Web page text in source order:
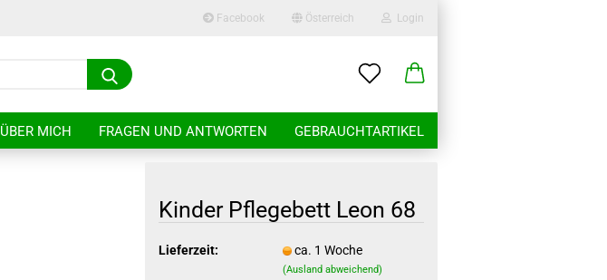
Facebook Österreich
Lieferland
Login
Suche...
ÜBER MICH FRAGEN UND ANTWORTEN GEBRAUCHTARTIKEL
Kinder Pflegebett Leon 68
Lieferzeit: ca. 1 Woche
(Ausland abweichend)